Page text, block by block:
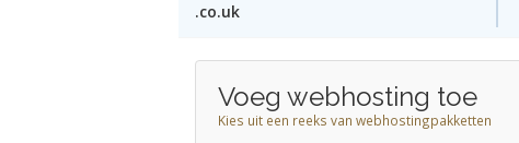
.co.uk
Voeg webhosting toe
Kies uit een reeks van webhostingpakketten